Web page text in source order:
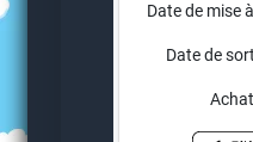
Date de mise
Date de